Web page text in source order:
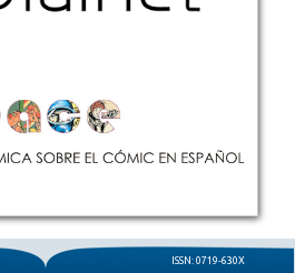
ISSN: 0719-630X